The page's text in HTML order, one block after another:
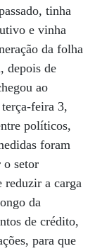
tinha
e vinha
da folha
depois de
ao
feira 3,
políticos,
foram
o setor
a carga
da
de crédito,
para que